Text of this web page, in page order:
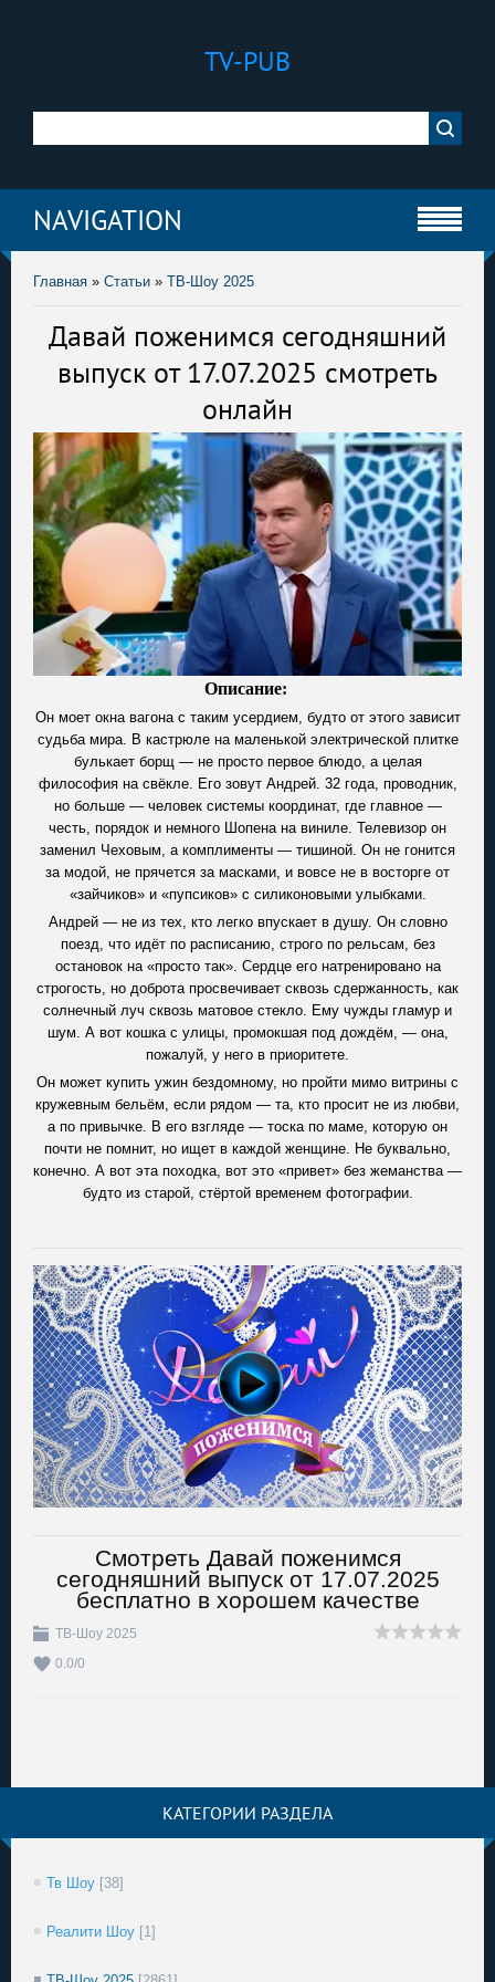
TV-PUB
NAVIGATION
Главная » Статьи » ТВ-Шоу 2025
Давай поженимся сегодняшний
выпуск от 17.07.2025 смотреть
онлайн
Описание:
Он моет окна вагона с таким усердием, будто от этого зависит
судьба мира. В кастрюле на маленькой электрической плитке
булькает борщ — не просто первое блюдо, а целая
философия на свёкле. Его зовут Андрей. 32 года, проводник,
но больше — человек системы координат, где главное —
честь, порядок и немного Шопена на виниле. Телевизор он
заменил Чеховым, а комплименты — тишиной. Он не гонится
за модой, не прячется за масками, и вовсе не в восторге от
«зайчиков» и «пупсиков» с силиконовыми улыбками.
Андрей — не из тех, кто легко впускает в душу. Он словно
поезд, что идёт по расписанию, строго по рельсам, без
остановок на «просто так». Сердце его натренировано на
строгость, но доброта просвечивает сквозь сдержанность, как
солнечный луч сквозь матовое стекло. Ему чужды гламур и
шум. А вот кошка с улицы, промокшая под дождём, — она,
пожалуй, у него в приоритете.
Он может купить ужин бездомному, но пройти мимо витрины с
кружевным бельём, если рядом — та, кто просит не из любви,
а по привычке. В его взгляде — тоска по маме, которую он
почти не помнит, но ищет в каждой женщине. Не буквально,
конечно. А вот эта походка, вот это «привет» без жеманства —
будто из старой, стёртой временем фотографии.
Смотреть Давай поженимся
сегодняшний выпуск от 17.07.2025
бесплатно в хорошем качестве
ТВ-Шоу 2025
0.0/0
КАТЕГОРИИ РАЗДЕЛА
Тв Шоу [38]
Реалити Шоу [1]